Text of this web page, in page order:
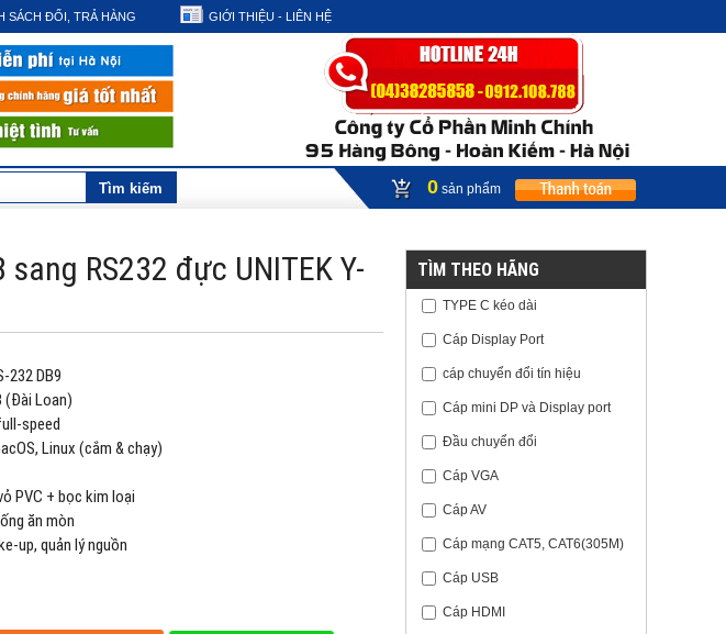
SÁCH ĐỔI, TRẢ HÀNG GIỚI THIỆU - LIÊN HỆ
0 sản phẩm
sang RS232 đực UNITEK Y-
DB9
(Đài Loan)
Linux (cắm & chạy)
PVC + bọc kim loại
ăn mòn
up, quản lý nguồn
TÌM THEO HÃNG
TYPE C kéo dài
Cáp Display Port
cáp chuyển đổi tín hiệu
Cáp mini DP và Display port
Đầu chuyển đổi
Cáp VGA
Cáp AV
Cáp mạng CAT5, CAT6(305M)
Cáp USB
Cáp HDMI